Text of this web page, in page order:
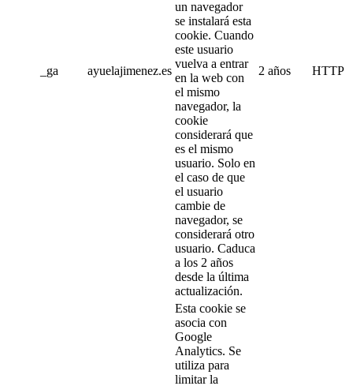
_ga ayuelajimenez.es
un navegador
se instalará esta
cookie. Cuando
este usuario
vuelva a entrar
en la web con
el mismo
navegador, la
cookie
considerará que
es el mismo
usuario. Solo en
el caso de que
el usuario
cambie de
navegador, se
considerará otro
usuario. Caduca
a los 2 años
desde la última
actualización.
2 años HTTP
Esta cookie se
asocia con
Google
Analytics. Se
utiliza para
limitar la